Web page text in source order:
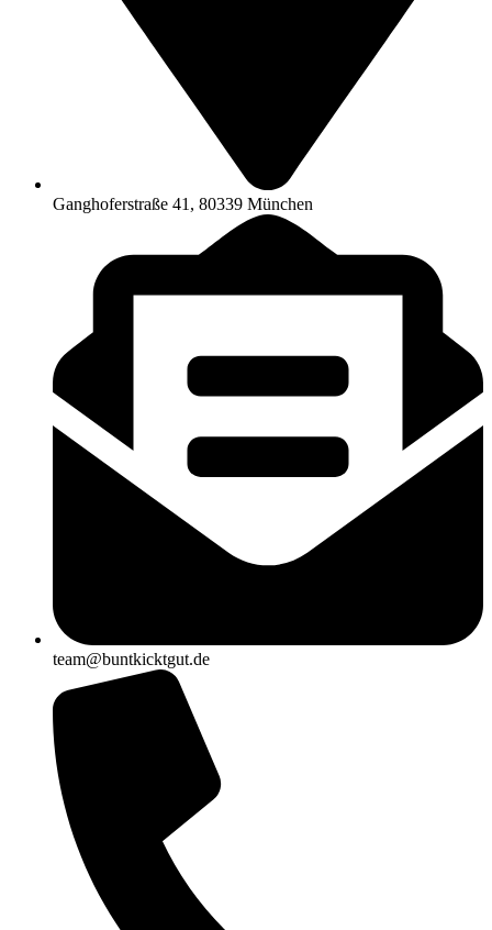
Ganghoferstraße 41, 80339 München
team@buntkicktgut.de